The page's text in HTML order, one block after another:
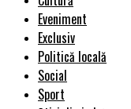
Eveniment
Exclusiv
Politică locală
Social
Sport